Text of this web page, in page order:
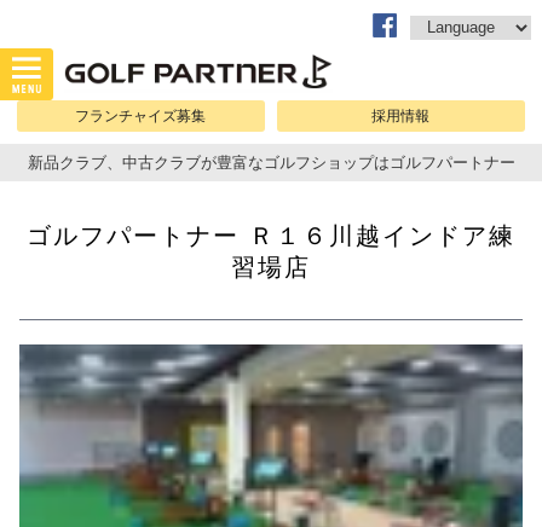
フランチャイズ募集 採用情報
新品クラブ、中古クラブが豊富なゴルフショップはゴルフパートナー
ゴルフパートナー Ｒ１６川越インドア練
習場店